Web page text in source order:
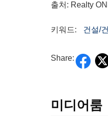
출처: Realty
키워드: 건설/
Share:
미디어룸